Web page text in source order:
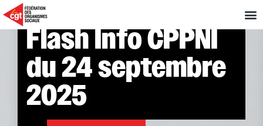
Flash Info CPPNI
du 24 septembre
2025